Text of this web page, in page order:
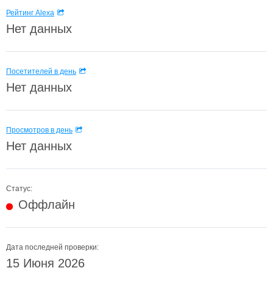
Рейтинг Alexa
Нет данных
Посетителей в день
Нет данных
Просмотров в день
Нет данных
Статус:
Оффлайн
Дата последней проверки:
15 Июня 2026